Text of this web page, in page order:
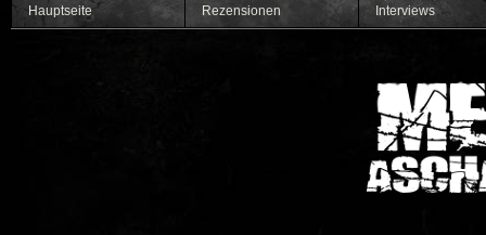
Hauptseite Rezensionen Interviews